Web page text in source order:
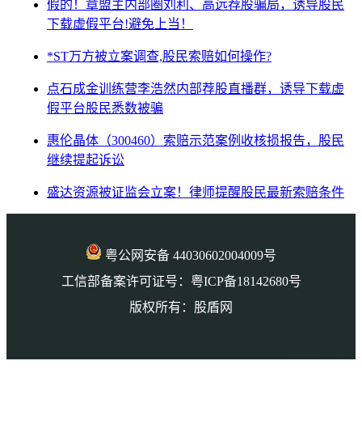
假的！章盟主内部圈刘利、高远荐股骗局，诱导股民
下载虚假平台!避免上当！
*ST万方被立案调查,股民索赔如何操作?
点石成金训练营李浩然内部荐股直播群，诱导下载虚
假平台股民悉数被骗
惠伦晶体（300460）索赔示范案例收核损报告，股民
继续提起诉讼
盛达资源被证监会立案！律师提醒股民最新索赔条件
粤公网安备 44030602004009号
工信部备案许可证号：粤ICP备18142680号
版权所有：股盾网